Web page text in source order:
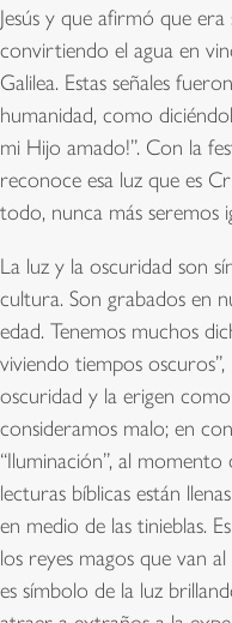
Jesús y que afirmó que
convirtiendo el agua en
Galilea. Estas señales
humanidad, como
mi Hijo amado!”. Con la
reconoce esa luz que es
todo, nunca más seremos
La luz y la oscuridad son
cultura. Son grabados en
edad. Tenemos muchos
viviendo tiempos
oscuridad y la erigen
consideramos malo; en
“Iluminación”, al
lecturas bíblicas están
en medio de las tinieblas.
los reyes magos que van
es símbolo de la luz